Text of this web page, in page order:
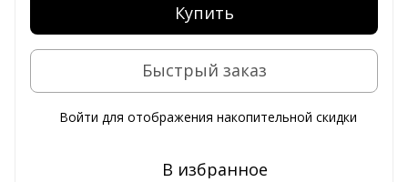
Купить
Быстрый заказ
Войти для отображения накопительной скидки
В избранное